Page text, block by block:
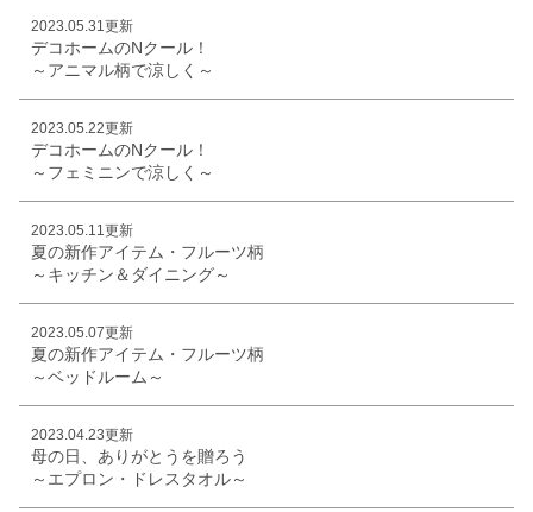
2023.05.31更新
デコホームのNクール！
～アニマル柄で涼しく～
2023.05.22更新
デコホームのNクール！
～フェミニンで涼しく～
2023.05.11更新
夏の新作アイテム・フルーツ柄
～キッチン＆ダイニング～
2023.05.07更新
夏の新作アイテム・フルーツ柄
～ベッドルーム～
2023.04.23更新
母の日、ありがとうを贈ろう
～エプロン・ドレスタオル～